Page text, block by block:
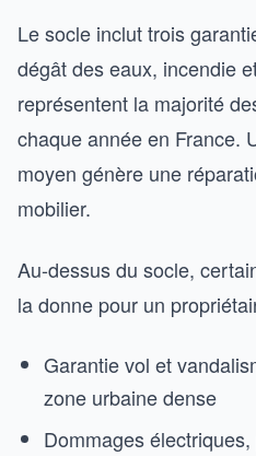
Le socle inclut trois
dégât des eaux, incendie
représentent la majorité
chaque année en France.
moyen génère une
mobilier.
Au-dessus du socle,
la donne pour un
Garantie vol et
zone urbaine dense
Dommages